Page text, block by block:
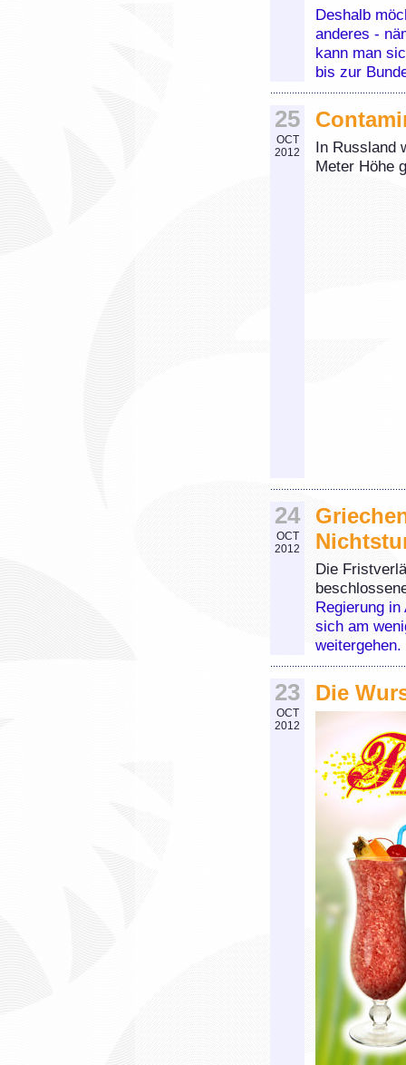
Deshalb
anderes -
kann man
bis zur
25
OCT
2012
In Russland
Meter Höhe
24
OCT
2012
Die
Regierung
sich am
weitergehen.
23
OCT
2012
Die